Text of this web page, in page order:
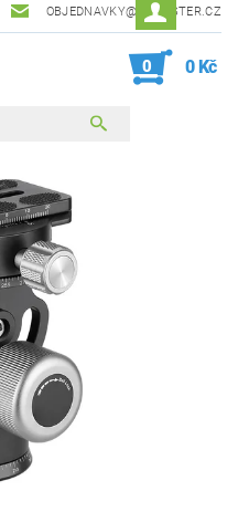
OBJEDNAVKY@IFORESTER.CZ
0 0 Kč